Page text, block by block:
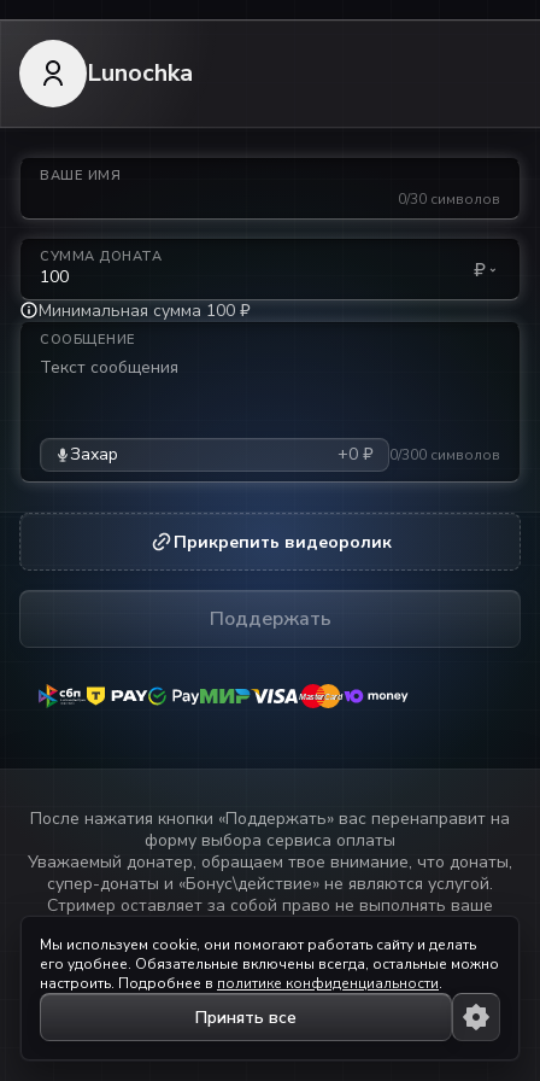
Lunochka
ВАШЕ ИМЯ
0/30 символов
СУММА ДОНАТА ₽
Минимальная сумма 100 ₽
СООБЩЕНИЕ
Захар +0 ₽ 0/300 символов
Прикрепить видеоролик
Поддержать
MasterCard
MasterCard
После нажатия кнопки «Поддержать» вас перенаправит на
форму выбора сервиса оплаты
Уважаемый донатер, обращаем твое внимание, что донаты,
супер-донаты и «Бонус\действие» не являются услугой.
Стример оставляет за собой право не выполнять ваше
данный сервис.
Прочитайправила стримера!
© 2023 — 2026 ihaqdonate.com
Мы используем cookie, они помогают работать сайту и делать
его удобнее. Обязательные включены всегда, остальные можно
настроить. Подробнее в политике конфиденциальности.
Принять все